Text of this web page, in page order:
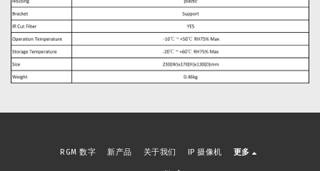
RGM 数字 新产品 关于我们 IP 摄像机 更多